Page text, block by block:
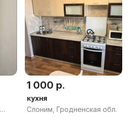
1 000 р.
кухня
Слоним, Гродненская обл.